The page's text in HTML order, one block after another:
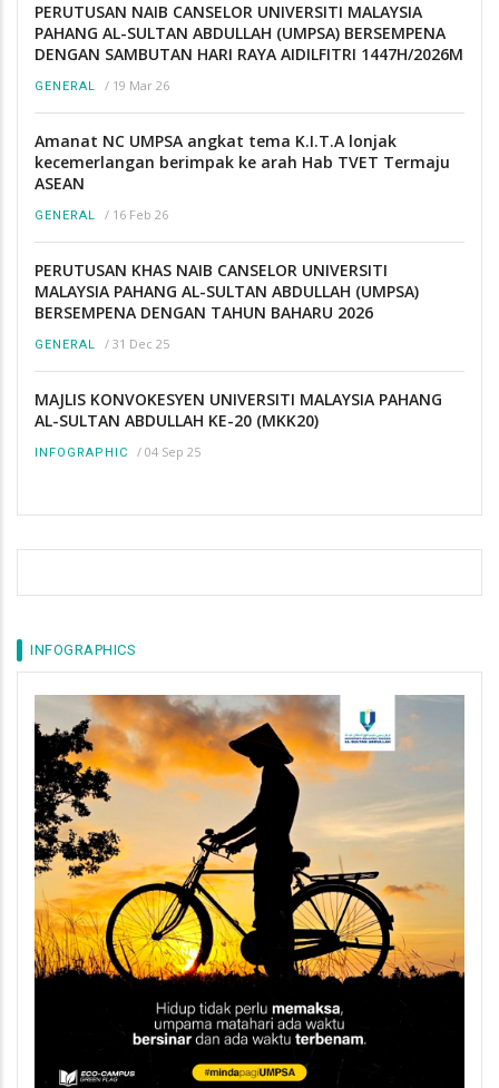
PERUTUSAN NAIB CANSELOR UNIVERSITI MALAYSIA
PAHANG AL-SULTAN ABDULLAH (UMPSA) BERSEMPENA
DENGAN SAMBUTAN HARI RAYA AIDILFITRI 1447H/2026M
GENERAL / 19 Mar 26
Amanat NC UMPSA angkat tema K.I.T.A lonjak
kecemerlangan berimpak ke arah Hab TVET Termaju
ASEAN
GENERAL / 16 Feb 26
PERUTUSAN KHAS NAIB CANSELOR UNIVERSITI
MALAYSIA PAHANG AL-SULTAN ABDULLAH (UMPSA)
BERSEMPENA DENGAN TAHUN BAHARU 2026
GENERAL / 31 Dec 25
MAJLIS KONVOKESYEN UNIVERSITI MALAYSIA PAHANG
AL-SULTAN ABDULLAH KE-20 (MKK20)
INFOGRAPHIC / 04 Sep 25
INFOGRAPHICS